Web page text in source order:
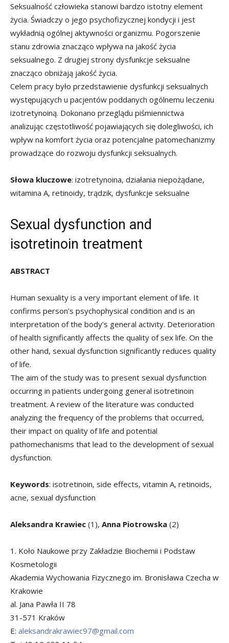
Seksualność człowieka stanowi bardzo istotny element
życia. Świadczy o jego psychofizycznej kondycji i jest
wykładnią ogólnej aktywności organizmu. Pogorszenie
stanu zdrowia znacząco wpływa na jakość życia
seksualnego. Z drugiej strony dysfunkcje seksualne
znacząco obniżają jakość życia.
Celem pracy było przedstawienie dysfunkcji seksualnych
występujących u pacjentów poddanych ogólnemu leczeniu
izotretynoiną. Dokonano przeglądu piśmiennictwa
analizując częstotliwość pojawiających się dolegliwości, ich
wpływ na komfort życia oraz potencjalne patomechanizmy
prowadzące do rozwoju dysfunkcji seksualnych.
Słowa kluczowe: izotretynoina, działania niepożądane,
witamina A, retinoidy, trądzik, dysfunkcje seksualne
Sexual dysfunction and
isotretinoin treatment
ABSTRACT
Human sexuality is a very important element of life. It
confirms person’s psychophysical condition and is an
interpretation of the body’s general activity. Deterioration
of health significantly affects the quality of sex life. On the
other hand, sexual dysfunction significantly reduces quality
of life.
The aim of the study was to present sexual dysfunction
occurring in patients undergoing general isotretinoin
treatment. A review of the literature was conducted
analyzing the frequency of the problems that occurred,
their impact on quality of life and potential
pathomechanisms that lead to the development of sexual
dysfunction.
Keywords: isotretinoin, side effects, vitamin A, retinoids,
acne, sexual dysfunction
Aleksandra Krawiec (1), Anna Piotrowska (2)
1. Koło Naukowe przy Zakładzie Biochemii i Podstaw
Kosmetologii
Akademia Wychowania Fizycznego im. Bronisława Czecha w
Krakowie
al. Jana Pawła II 78
31-571 Kraków
E: aleksandrakrawiec97@gmail.com